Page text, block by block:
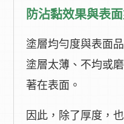
防沾黏效果與表
塗層均勻度與表面
塗層太薄、不均或
著在表面。
因此，除了厚度，